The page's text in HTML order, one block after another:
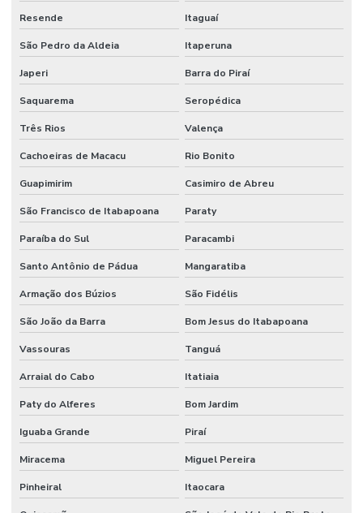
Resende Itaguaí
São Pedro da Aldeia Itaperuna
Japeri Barra do Piraí
Saquarema Seropédica
Três Rios Valença
Cachoeiras de Macacu Rio Bonito
Guapimirim Casimiro de Abreu
São Francisco de Itabapoana Paraty
Paraíba do Sul Paracambi
Santo Antônio de Pádua Mangaratiba
Armação dos Búzios São Fidélis
São João da Barra Bom Jesus do Itabapoana
Vassouras Tanguá
Arraial do Cabo Itatiaia
Paty do Alferes Bom Jardim
Iguaba Grande Piraí
Miracema Miguel Pereira
Pinheiral Itaocara